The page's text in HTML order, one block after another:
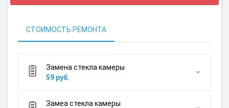
СТОИМОСТЬ РЕМОНТА
Замена стекла камеры
59 руб.
Замеа стекла камеры